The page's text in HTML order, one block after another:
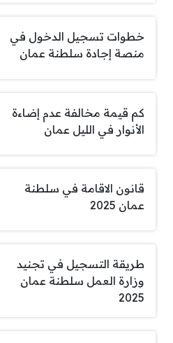
خطوات تسجيل الدخول في
منصة إجادة سلطنة عمان
كم قيمة مخالفة عدم إضاءة
الأنوار في الليل عمان
قانون الاقامة في سلطنة
عمان 2025
طريقة التسجيل في تجنيد
وزارة العمل سلطنة عمان
2025